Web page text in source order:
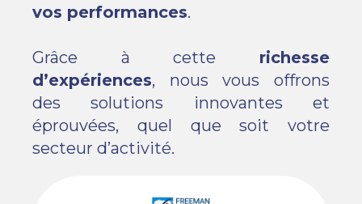
vos performances.
Grâce à cette richesse
d’expériences, nous vous offrons
des solutions innovantes et
éprouvées, quel que soit votre
secteur d’activité.